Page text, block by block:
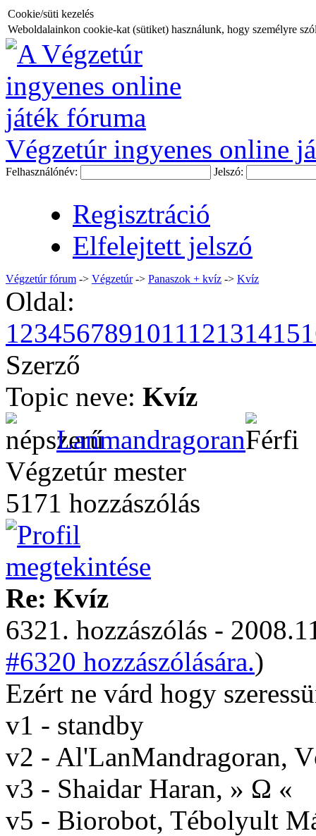
Cookie/süti kezelés
Weboldalainkon cookie-kat (sütiket) használunk, hogy személyre
Végzetúr ingyenes online
Felhasználónév: Jelszó:
Regisztráció
Elfelejtett jelszó
Végzetúr fórum -> Végzetúr-> Panaszok + kvíz -> Kvíz
Oldal:
123456789101112131415
Szerző
Topic neve: Kvíz
Lanmandragoran
Végzetúr mester
5171 hozzászólás
Re: Kvíz
6321. hozzászólás -
#6320 hozzászólására.)
Ezért ne várd hogy
v1 - standby
v2 - Al'LanMandragoran,
v3 - Shaidar Haran, » Ω «
v5 - Biorobot, Tébolyult